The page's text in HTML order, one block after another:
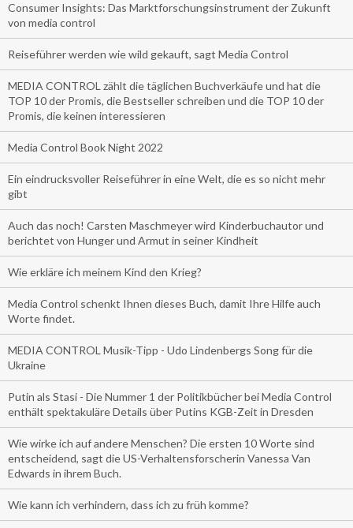
Consumer Insights: Das Marktforschungsinstrument der Zukunft
von media control
Reiseführer werden wie wild gekauft, sagt Media Control
MEDIA CONTROL zählt die täglichen Buchverkäufe und hat die
TOP 10 der Promis, die Bestseller schreiben und die TOP 10 der
Promis, die keinen interessieren
Media Control Book Night 2022
Ein eindrucksvoller Reiseführer in eine Welt, die es so nicht mehr
gibt
Auch das noch! Carsten Maschmeyer wird Kinderbuchautor und
berichtet von Hunger und Armut in seiner Kindheit
Wie erkläre ich meinem Kind den Krieg?
Media Control schenkt Ihnen dieses Buch, damit Ihre Hilfe auch
Worte findet.
MEDIA CONTROL Musik-Tipp - Udo Lindenbergs Song für die
Ukraine
Putin als Stasi - Die Nummer 1 der Politikbücher bei Media Control
enthält spektakuläre Details über Putins KGB-Zeit in Dresden
Wie wirke ich auf andere Menschen? Die ersten 10 Worte sind
entscheidend, sagt die US-Verhaltensforscherin Vanessa Van
Edwards in ihrem Buch.
Wie kann ich verhindern, dass ich zu früh komme?